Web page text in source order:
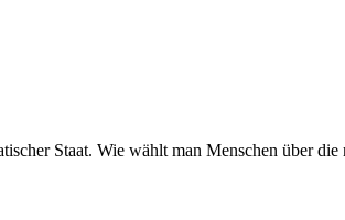
Staat. Wie wählt man Menschen über die